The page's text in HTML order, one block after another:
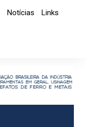
Notícias
Links